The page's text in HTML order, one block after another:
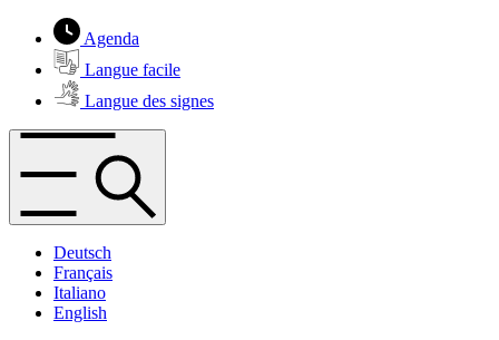
Agenda
Langue facile
Langue des signes
Deutsch
Français
Italiano
English